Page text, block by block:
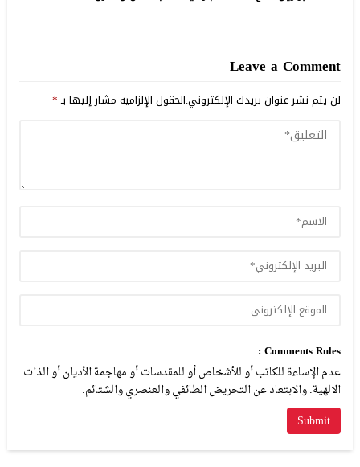
Leave a Comment
لن يتم نشر عنوان بريدك الإلكتروني.الحقول الإلزامية مشار إليها بـ*
Comments Rules :
عدم الإساءة للكاتب أو للأشخاص أو للمقدسات أو مهاجمة الأديان أو الذات
الالهية. والابتعاد عن التحريض الطائفي والعنصري والشتائم.